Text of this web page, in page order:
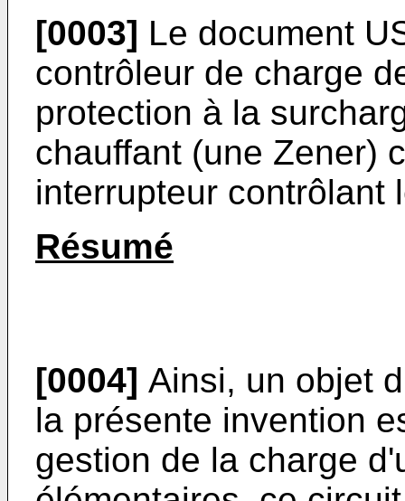
[0003] Le document
contrôleur de charge
protection à la
chauffant (une Zener)
interrupteur contrôlant
Résumé
[0004] Ainsi, un objet
la présente invention
gestion de la charge